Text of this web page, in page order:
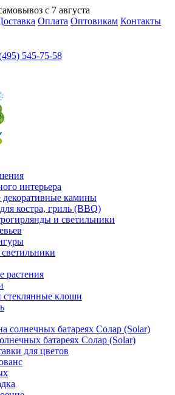
с 7 августа
Оплата Оптовикам Контакты
545-75-58
интерьера
камины
костра, гриль (BBQ)
и светильники
растения
клоши
солнечных батареях Солар (Solar)
батареях Солар (Solar)
для цветов